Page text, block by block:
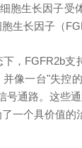
胞生长因子受
生长因子（
，FGFR2b支
像一台"失控
号通路。这些
一个具价值的